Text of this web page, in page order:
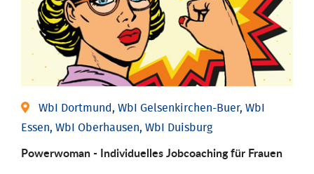
WbI Dortmund, WbI Gelsenkirchen-Buer, WbI
Essen, WbI Oberhausen, WbI Duisburg
Powerwoman - Individu­elles Job­coaching für Frauen